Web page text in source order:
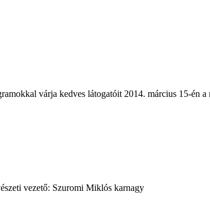
várja kedves látogatóit 2014. március 15-én a
vezető: Szuromi Miklós karnagy